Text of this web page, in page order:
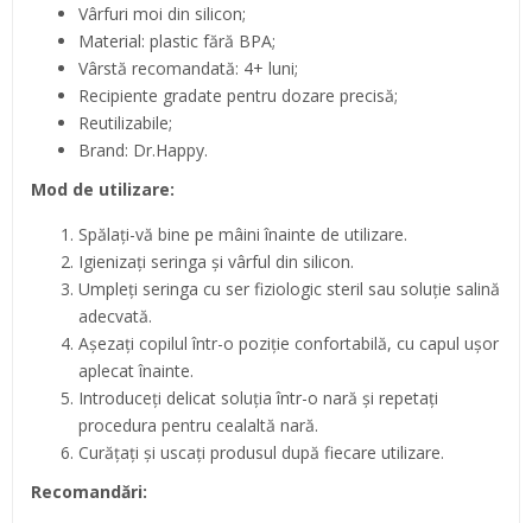
Vârfuri moi din silicon;
Material: plastic fără BPA;
Vârstă recomandată: 4+ luni;
Recipiente gradate pentru dozare precisă;
Reutilizabile;
Brand: Dr.Happy.
Mod de utilizare:
Spălați-vă bine pe mâini înainte de utilizare.
Igienizați seringa și vârful din silicon.
Umpleți seringa cu ser fiziologic steril sau soluție salină
adecvată.
Așezați copilul într-o poziție confortabilă, cu capul ușor
aplecat înainte.
Introduceți delicat soluția într-o nară și repetați
procedura pentru cealaltă nară.
Curățați și uscați produsul după fiecare utilizare.
Recomandări: